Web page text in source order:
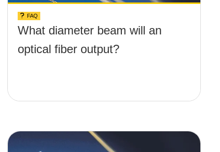
FAQ
What diameter beam will an
optical fiber output?